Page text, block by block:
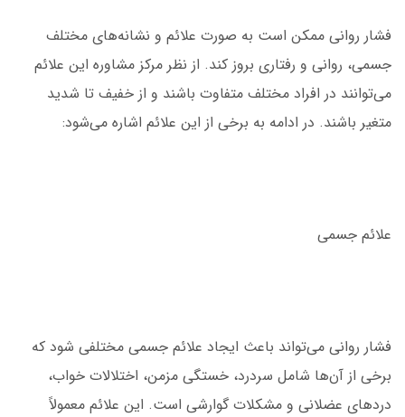
فشار روانی ممکن است به صورت علائم و نشانه‌های مختلف
جسمی، روانی و رفتاری بروز کند. از نظر مرکز مشاوره این علائم
می‌توانند در افراد مختلف متفاوت باشند و از خفیف تا شدید
متغیر باشند. در ادامه به برخی از این علائم اشاره می‌شود:
علائم جسمی
فشار روانی می‌تواند باعث ایجاد علائم جسمی مختلفی شود که
برخی از آن‌ها شامل سردرد، خستگی مزمن، اختلالات خواب،
دردهای عضلانی و مشکلات گوارشی است. این علائم معمولاً